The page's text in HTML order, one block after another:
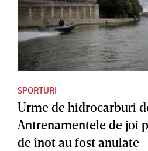
SPORTURI
Urme de hidrocarburi
Antrenamentele de joi
de înot au fost anulate